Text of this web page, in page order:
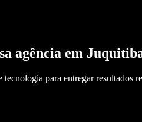
agência em
para entregar resultados